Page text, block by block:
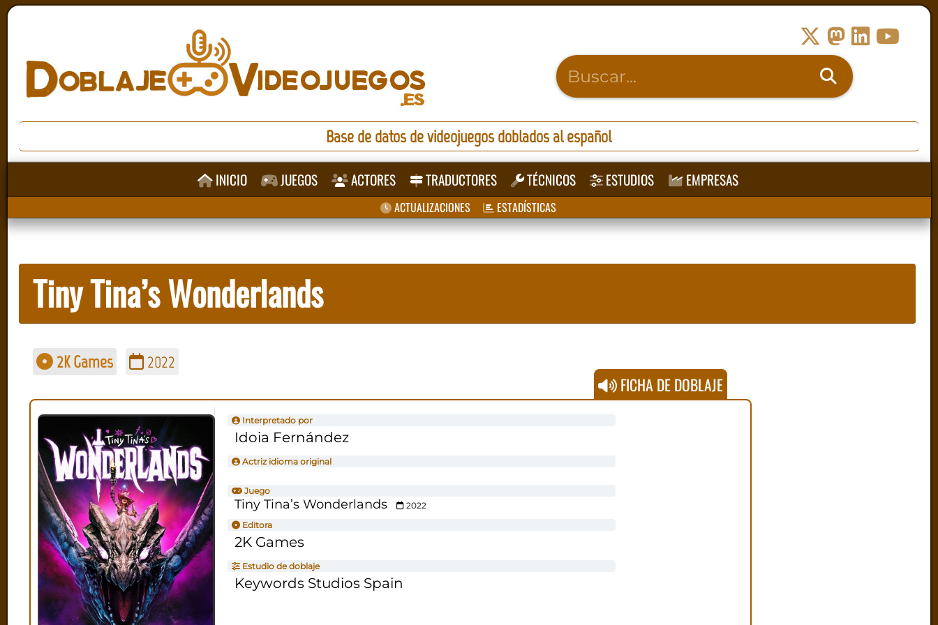
Base de datos de videojuegos doblados al español
INICIO JUEGOS ACTORES TRADUCTORES TÉCNICOS ESTUDIOS EMPRESAS
ACTUALIZACIONES ESTADÍSTICAS
Tiny Tina’s Wonderlands
2K Games 2022
FICHA DE DOBLAJE
Interpretado por
Idoia Fernández
Actriz idioma original
Juego
Tiny Tina’s Wonderlands
2022
Editora
2K Games
Estudio de doblaje
Keywords Studios Spain